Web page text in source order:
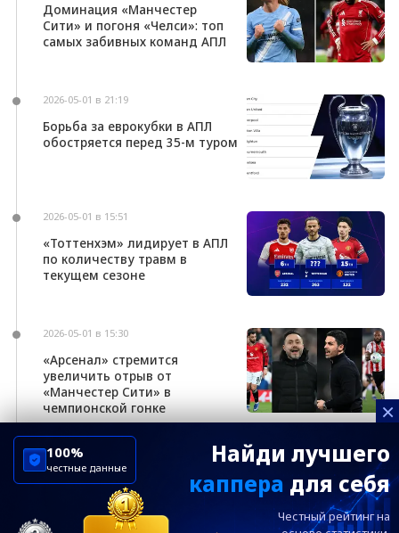
Доминация «Манчестер
Сити» и погоня «Челси»: топ
самых забивных команд АПЛ
2026-05-01 в 21:19
Борьба за еврокубки в АПЛ
обостряется перед 35-м туром
2026-05-01 в 15:51
«Тоттенхэм» лидирует в АПЛ
по количеству травм в
текущем сезоне
2026-05-01 в 15:30
«Арсенал» стремится
увеличить отрыв от
«Манчестер Сити» в
чемпионской гонке
×
Найди лучшего
каппера для себя
Честный рейтинг на
100%
честные данные
ChelseaBluesRu
ФК Челси